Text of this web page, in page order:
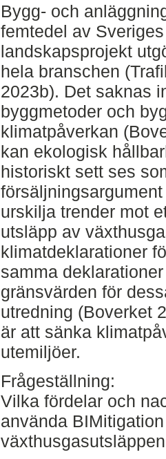
Bygg- och
femtedel av
landskapsprojekt
hela branschen
2023b). Det saknas
byggmetoder och
klimatpåverkan
kan ekologisk
historiskt sett ses
urskilja trender mot
utsläpp av
klimatdeklarationer
samma
gränsvärden för
utredning (Boverket
är att sänka
utemiljöer.
Frågeställning:
Vilka fördelar och
använda